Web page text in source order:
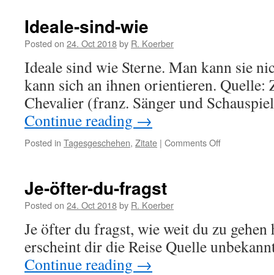
Ideale-sind-wie
Posted on 24. Oct 2018by R. Koerber
Ideale sind wie Sterne. Man kann sie
kann sich an ihnen orientieren. Quelle:
Chevalier (franz. Sänger und
Continue reading →
Posted in Tagesgeschehen, Zitate | Comments Off
Je-öfter-du-fragst
Posted on 24. Oct 2018by R. Koerber
Je öfter du fragst, wie weit du zu gehen
erscheint dir die Reise Quelle
Continue reading →